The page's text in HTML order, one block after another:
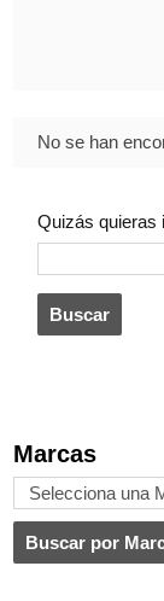
Marcas
No se han
Quizás quieras